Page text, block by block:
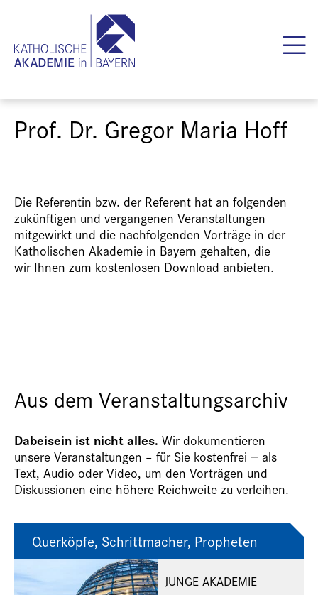
Prof. Dr. Gregor Maria Hoff
Die Referentin bzw. der Referent hat an folgenden
zukünftigen und vergangenen Veranstaltungen
mitgewirkt und die nachfolgenden Vorträge in der
Katholischen Akademie in Bayern gehalten, die
wir Ihnen zum kostenlosen Download anbieten.
Aus dem Veranstaltungsarchiv
Dabeisein ist nicht alles. Wir dokumentieren
unsere Veranstaltungen – für Sie kostenfrei − als
Text, Audio oder Video, um den Vorträgen und
Diskussionen eine höhere Reichweite zu verleihen.
Querköpfe, Schrittmacher, Propheten
JUNGE AKADEMIE